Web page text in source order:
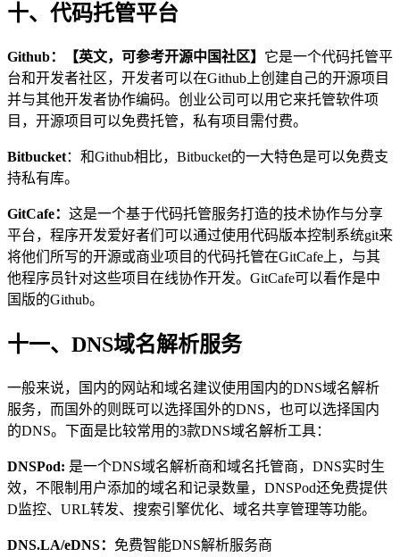
十、代码托管平台
Github：【英文，可参考开源中国社区】 它是一个代码托管平
台和开发者社区，开发者可以在Github上创建自己的开源项目
并与其他开发者协作编码。创业公司可以用它来托管软件项
目，开源项目可以免费托管，私有项目需付费。
Bitbucket：和Github相比，Bitbucket的一大特色是可以免费支
持私有库。
GitCafe： 这是一个基于代码托管服务打造的技术协作与分享
平台，程序开发爱好者们可以通过使用代码版本控制系统git来
将他们所写的开源或商业项目的代码托管在GitCafe上，与其
他程序员针对这些项目在线协作开发。GitCafe可以看作是中
国版的Github。
十一、DNS域名解析服务
一般来说，国内的网站和域名建议使用国内的DNS域名解析
服务，而国外的则既可以选择国外的DNS，也可以选择国内
的DNS。下面是比较常用的3款DNS域名解析工具：
DNSPod: 是一个DNS域名解析商和域名托管商，DNS实时生
效，不限制用户添加的域名和记录数量，DNSPod还免费提供
D监控、URL转发、搜索引擎优化、域名共享管理等功能。
DNS.LA/eDNS： 免费智能DNS解析服务商